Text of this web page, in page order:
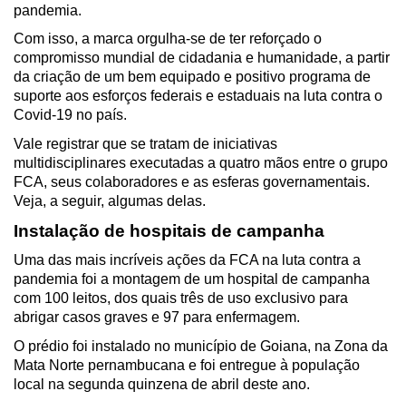
pandemia.
Com isso, a marca orgulha-se de ter reforçado o
compromisso mundial de cidadania e humanidade, a partir
da criação de um bem equipado e positivo programa de
suporte aos esforços federais e estaduais na luta contra o
Covid-19 no país.
Vale registrar que se tratam de iniciativas
multidisciplinares executadas a quatro mãos entre o grupo
FCA, seus colaboradores e as esferas governamentais.
Veja, a seguir, algumas delas.
Instalação de hospitais de campanha
Uma das mais incríveis ações da FCA na luta contra a
pandemia foi a montagem de um hospital de campanha
com 100 leitos, dos quais três de uso exclusivo para
abrigar casos graves e 97 para enfermagem.
O prédio foi instalado no município de Goiana, na Zona da
Mata Norte pernambucana e foi entregue à população
local na segunda quinzena de abril deste ano.